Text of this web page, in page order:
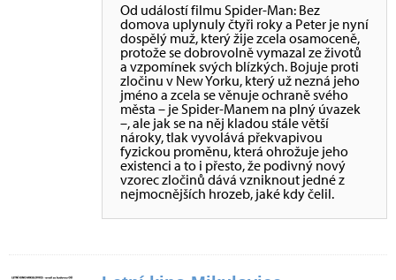
Od událostí filmu Spider-Man: Bez
domova uplynuly čtyři roky a Peter je nyní
dospělý muž, který žije zcela osamoceně,
protože se dobrovolně vymazal ze životů
a vzpomínek svých blízkých. Bojuje proti
zločinu v New Yorku, který už nezná jeho
jméno a zcela se věnuje ochraně svého
města – je Spider-Manem na plný úvazek
–, ale jak se na něj kladou stále větší
nároky, tlak vyvolává překvapivou
fyzickou proměnu, která ohrožuje jeho
existenci a to i přesto, že podivný nový
vzorec zločinů dává vzniknout jedné z
nejmocnějších hrozeb, jaké kdy čelil.